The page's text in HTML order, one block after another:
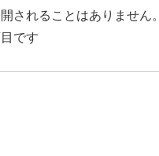
されることはありません。
です